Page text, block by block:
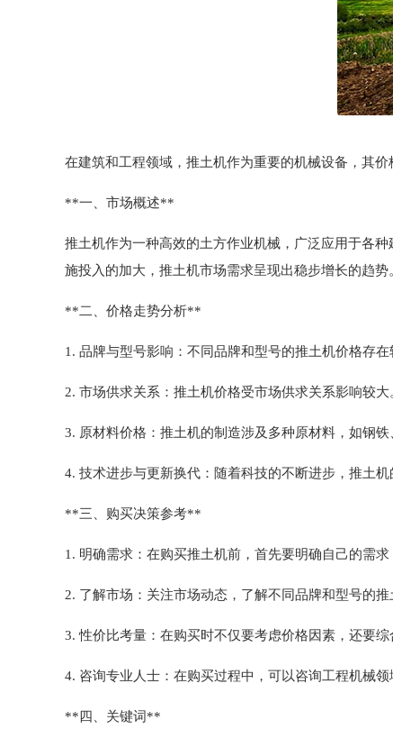
在建筑和工程领域，推土机作为重要的机械设备，其
**一、市场概述**
推土机作为一种高效的土方作业机械，广泛应用于各
施投入的加大，推土机市场需求呈现出稳步增长的趋势
**二、价格走势分析**
1. 品牌与型号影响：不同品牌和型号的推土机价格存
2. 市场供求关系：推土机价格受市场供求关系影响较
3. 原材料价格：推土机的制造涉及多种原材料，如钢
4. 技术进步与更新换代：随着科技的不断进步，推土
**三、购买决策参考**
1. 明确需求：在购买推土机前，首先要明确自己的需
2. 了解市场：关注市场动态，了解不同品牌和型号的
3. 性价比考量：在购买时不仅要考虑价格因素，还要
4. 咨询专业人士：在购买过程中，可以咨询工程机械
**四、关键词**